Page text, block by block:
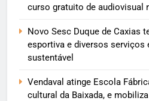
curso gratuito de audiovisual
Novo Sesc Duque de Caxias
esportiva e diversos serviços
sustentável
Vendaval atinge Escola
cultural da Baixada, e